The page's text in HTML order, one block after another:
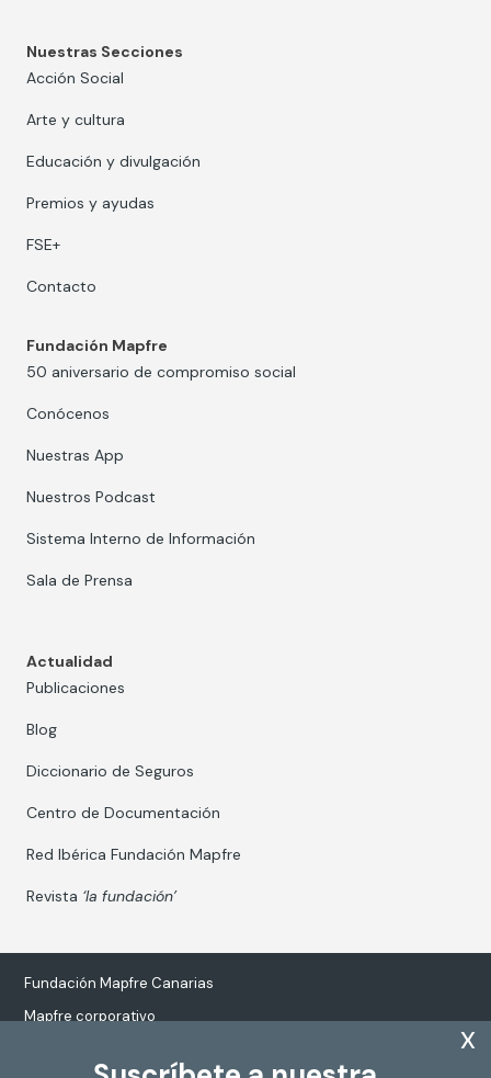
x
Nuestras Secciones
Acción Social
Arte y cultura
Educación y divulgación
Premios y ayudas
FSE+
Contacto
Fundación Mapfre
50 aniversario de compromiso social
Conócenos
Nuestras App
Nuestros Podcast
Sistema Interno de Información
Sala de Prensa
Actualidad
Publicaciones
Blog
Diccionario de Seguros
Centro de Documentación
Red Ibérica Fundación Mapfre
Revista ‘la fundación’
Fundación Mapfre Canarias
Mapfre corporativo